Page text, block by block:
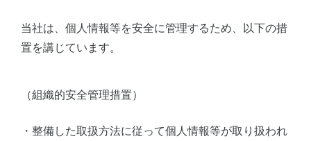
当社は、個人情報等を安全に管理するため、以下の措
置を講じています。
（組織的安全管理措置）
・整備した取扱方法に従って個人情報等が取り扱われ